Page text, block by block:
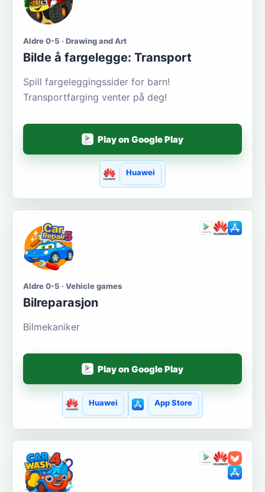
Aldre 0-5 · Drawing and Art
Bilde å fargelegge: Transport
Spill fargeleggingssider for barn!
Transportfarging venter på deg!
Play on Google Play
Huawei
Aldre 0-5 · Vehicle games
Bilreparasjon
Bilmekaniker
Play on Google Play
Huawei App Store